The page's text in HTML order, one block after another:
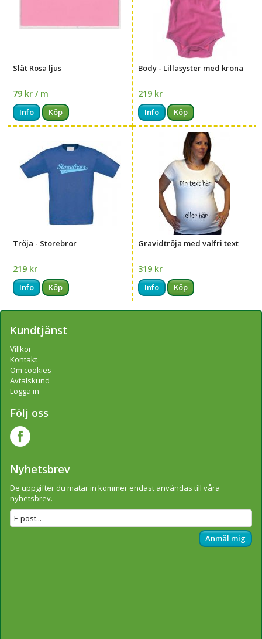
Slät Rosa ljus
79 kr / m
Info Köp
Body - Lillasyster med krona
219 kr
Info Köp
Tröja - Storebror
219 kr
Info Köp
Gravidtröja med valfri text
319 kr
Info Köp
Kundtjänst
Villkor
Kontakt
Om cookies
Avtalskund
Logga in
Följ oss
Nyhetsbrev
De uppgifter du matar in kommer endast användas till våra
nyhetsbrev.
Anmäl mig